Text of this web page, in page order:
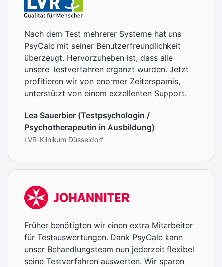
Nach dem Test mehrerer Systeme hat uns
PsyCalc mit seiner Benutzerfreundlichkeit
überzeugt. Hervorzuheben ist, dass alle
unsere Testverfahren ergänzt wurden. Jetzt
profitieren wir von enormer Zeitersparnis,
unterstützt von einem exzellenten Support.
Lea Sauerbier (Testpsychologin /
Psychotherapeutin in Ausbildung)
LVR-Klinikum Düsseldorf
Früher benötigten wir einen extra Mitarbeiter
für Testauswertungen. Dank PsyCalc kann
unser Behandlungsteam nun jederzeit flexibel
seine Testverfahren auswerten. Wir sparen